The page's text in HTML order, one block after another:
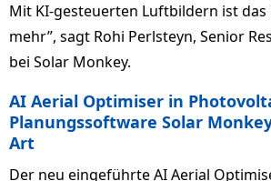
Mit KI-gesteuerten Luftbildern ist das
mehr”, sagt Rohi Perlsteyn, Senior
bei Solar Monkey.
AI Aerial Optimiser in
Planungssoftware Solar
Art
Der neu eingeführte AI Aerial